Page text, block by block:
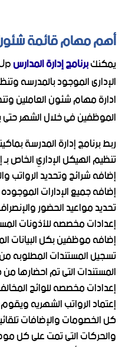
أهم مهام قائمة
يمكنكبرنامج إدارة المدارس
الإدارى الموجود بالمدرسه
ادارة مهام شئون العاملين
الموظفين فى خلال الشهر حتى
ربط برنامج إدارة المدرسة
تنظيم الهيكل الإداري الخاص
إضافه شرائح وتحديد الرواتب
إضافه جميع الإدارات
تحديد مواعيد الحضور
إعدادات مخصصه للأذونات
إضافه موظفين بكل البيانات
تسجيل المستندات
المستندات التى تم
إعدادات مخصصه للوائح
إعتماد الرواتب الشهريه
كل الخصومات والإضافات
والحركات التى تمت على كل